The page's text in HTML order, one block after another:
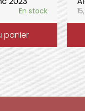
En stock
panier